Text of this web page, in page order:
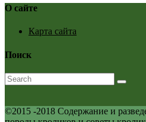
О сайте
Карта сайта
Поиск
©2015 -2018 Содержание и